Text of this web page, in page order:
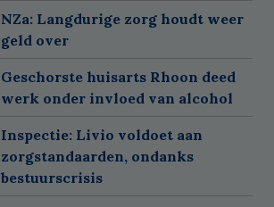
NZa: Langdurige zorg houdt weer
geld over
Geschorste huisarts Rhoon deed
werk onder invloed van alcohol
Inspectie: Livio voldoet aan
zorgstandaarden, ondanks
bestuurscrisis